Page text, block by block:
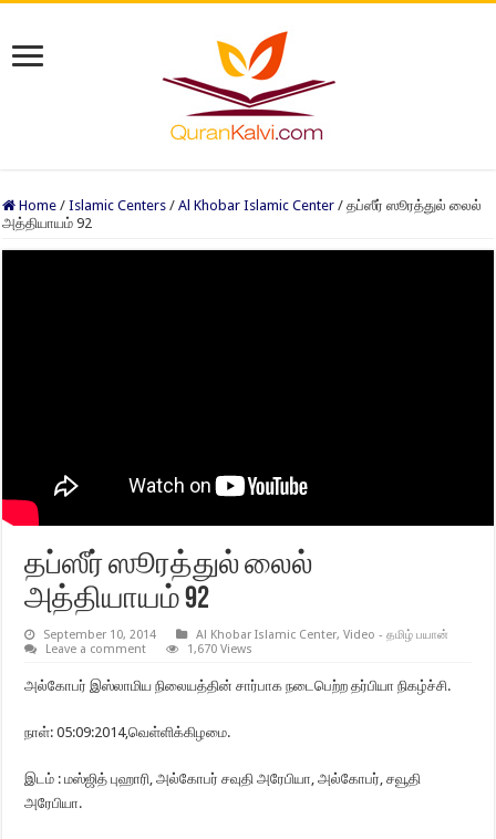
Home / Islamic Centers / Al Khobar Islamic Center / தப்ஸீர் ஸூரத்துல் லைல்
அத்தியாயம் 92
தப்ஸீர் ஸூரத்துல் லைல்
அத்தியாயம் 92
September 10, 2014 Al Khobar Islamic Center,Video - தமிழ் பயான்
Leave a comment
1,670 Views
அல்கோபர் இஸ்லாமிய நிலையத்தின் சார்பாக நடைபெற்ற தர்பியா நிகழ்ச்சி.
நாள்: 05:09:2014,வெள்ளிக்கிழமை.
இடம் : மஸ்ஜித் புஹாரி, அல்கோபர் சவுதி அரேபியா, அல்கோபர், சவூதி
அரேபியா.